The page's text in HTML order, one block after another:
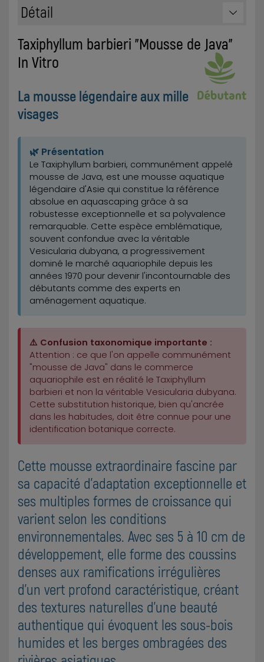
Détail
Taxiphyllum barbieri "Mousse de Java"
In Vitro
La mousse légendaire aux mille
visages
🌿 Présentation
Le Taxiphyllum barbieri, communément appelé
mousse de Java, est une mousse aquatique
légendaire d'Asie qui constitue la référence
absolue en aquascaping grâce à sa
robustesse exceptionnelle et sa polyvalence
remarquable. Cette espèce emblématique,
souvent confondue avec la véritable
Vesicularia dubyana, a progressivement
dominé le marché aquariophile depuis les
années 1970 pour devenir l'incontournable des
débutants comme des experts en
aménagement aquatique.
⚠️ Confusion taxonomique importante :
Attention : ce que l'on appelle communément
"mousse de Java" dans le commerce
aquariophile est en réalité le Taxiphyllum
barbieri et non la véritable Vesicularia dubyana.
Cette substitution historique, bien qu'ancrée
dans les habitudes, doit être connue pour une
identification botanique correcte.
Cette mousse extraordinaire fascine par
sa capacité d'adaptation exceptionnelle et
ses multiples formes de croissance qui
varient selon les conditions
environnementales. Avec ses 5 à 10 cm de
développement, elle forme des coussins
denses aux ramifications irrégulières
d'un vert profond caractéristique, créant
des textures naturelles d'une beauté
authentique qui évoquent les sous-bois
humides et les berges ombragées des